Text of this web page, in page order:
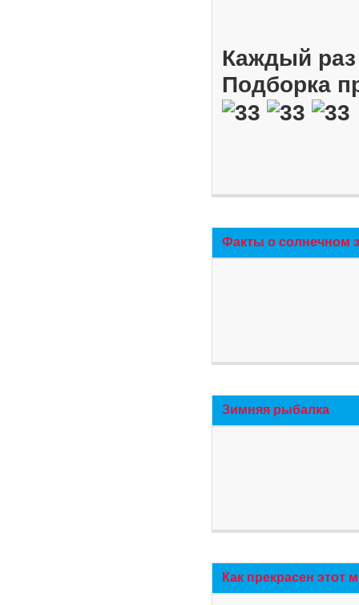
Каждый
Подборка
Факты о солнечном
Зимняя рыбалка
Как прекрасен этот